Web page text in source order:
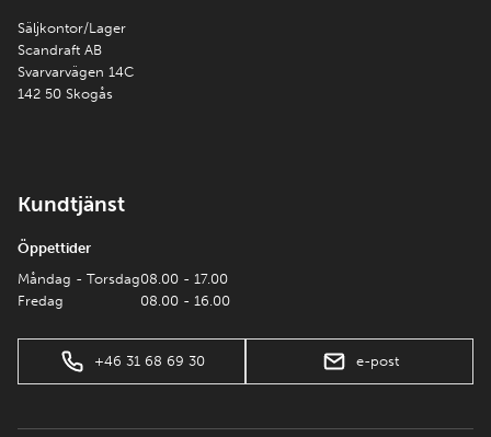
Säljkontor/Lager
Scandraft AB
Svarvarvägen 14C
142 50 Skogås
Kundtjänst
Öppettider
Måndag - Torsdag
Fredag
08.00 - 17.00
08.00 - 16.00
+46 31 68 69 30 e-post